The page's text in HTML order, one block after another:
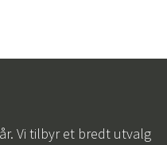
Vi tilbyr et bredt utvalg